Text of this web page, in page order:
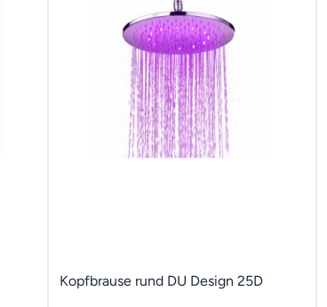
Kopfbrause rund DU Design 25D